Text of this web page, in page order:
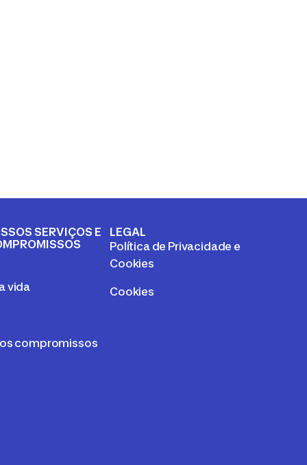
SERVIÇOS E
vida
compromissos
LEGAL
Política de Privacidade e
Cookies
Cookies